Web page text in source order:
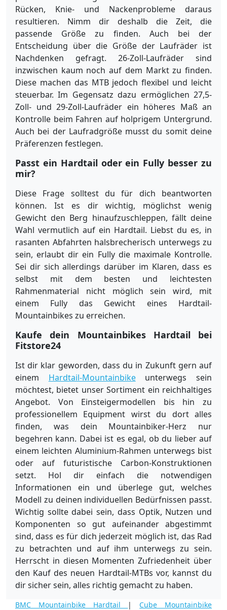
Rücken, Knie- und Nackenprobleme daraus
resultieren. Nimm dir deshalb die Zeit, die
passende Größe zu finden. Auch bei der
Entscheidung über die Größe der Laufräder ist
Nachdenken gefragt. 26-Zoll-Laufräder sind
inzwischen kaum noch auf dem Markt zu finden.
Diese machen das MTB jedoch flexibel und leicht
steuerbar. Im Gegensatz dazu ermöglichen 27,5-
Zoll- und 29-Zoll-Laufräder ein höheres Maß an
Kontrolle beim Fahren auf holprigem Untergrund.
Auch bei der Laufradgröße musst du somit deine
Präferenzen festlegen.
Passt ein Hardtail oder ein Fully besser zu
mir?
Diese Frage solltest du für dich beantworten
können. Ist es dir wichtig, möglichst wenig
Gewicht den Berg hinaufzuschleppen, fällt deine
Wahl vermutlich auf ein Hardtail. Liebst du es, in
rasanten Abfahrten halsbrecherisch unterwegs zu
sein, erlaubt dir ein Fully die maximale Kontrolle.
Sei dir sich allerdings darüber im Klaren, dass es
selbst mit dem besten und leichtesten
Rahmenmaterial nicht möglich sein wird, mit
einem Fully das Gewicht eines Hardtail-
Mountainbikes zu erreichen.
Kaufe dein Mountainbikes Hardtail bei
Fitstore24
Ist dir klar geworden, dass du in Zukunft gern auf
einem Hardtail-Mountainbikeunterwegs sein
möchtest, bietet unser Sortiment ein reichhaltiges
Angebot. Von Einsteigermodellen bis hin zu
professionellem Equipment wirst du dort alles
finden, was dein Mountainbiker-Herz nur
begehren kann. Dabei ist es egal, ob du lieber auf
einem leichten Aluminium-Rahmen unterwegs bist
oder auf futuristische Carbon-Konstruktionen
setzt. Hol dir einfach die notwendigen
Informationen ein und überlege gut, welches
Modell zu deinen individuellen Bedürfnissen passt.
Wichtig sollte dabei sein, dass Optik, Nutzen und
Komponenten so gut aufeinander abgestimmt
sind, dass es für dich jederzeit möglich ist, das Rad
zu betrachten und auf ihm unterwegs zu sein.
Herrscht in diesen Momenten Zufriedenheit über
den Kauf des neuen Hardtail-MTBs vor, kannst du
dir sicher sein, alles richtig gemacht zu haben.
BMC Mountainbike Hardtail | Cube Mountainbike